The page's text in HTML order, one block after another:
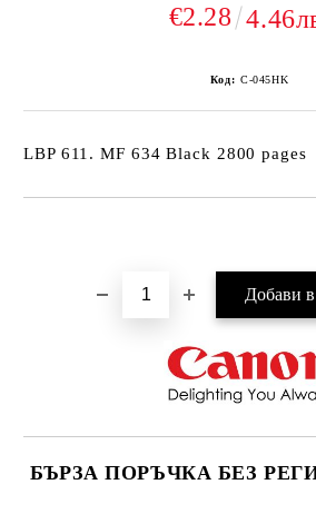
€2.28
Код: C-045HK
LBP 611. MF 634 Black 2800 pages
БЪРЗА ПОРЪЧКА БЕЗ